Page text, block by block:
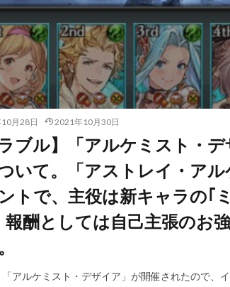
月28日 2021年10月30日
ラブル】「アルケミスト・
いて。「アストレイ・ア
トで、主役は新キャラの｢
報酬としては自己主張のお
アルケミスト・デザイア」が開催されたので、